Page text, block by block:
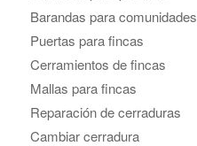
Barandas para comunidades
Puertas para fincas
Cerramientos de fincas
Mallas para fincas
Reparación de cerraduras
Cambiar cerradura